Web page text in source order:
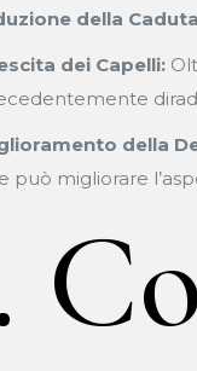
della
dei Capelli:
della
può migliorare